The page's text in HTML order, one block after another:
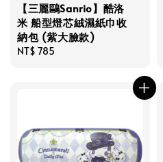
【三麗鷗Sanrio】酷洛
米 船型燈芯絨濕紙巾收
納包 (紫大臉款)
Regular
NT$ 785